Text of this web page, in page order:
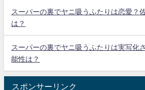
スーパーの裏でヤニ吸うふたりは恋愛？
は？
スーパーの裏でヤニ吸うふたりは実写化
能性は？
スポンサーリンク